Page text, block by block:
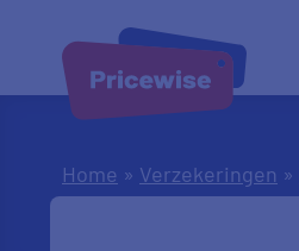
Home » Verzekeringen »